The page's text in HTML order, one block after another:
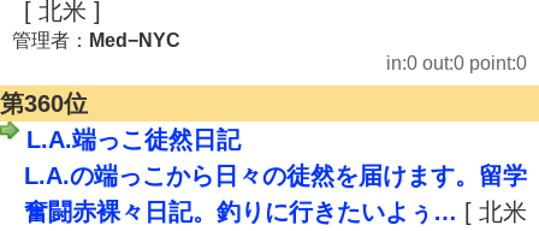
[ 北米 ]
管理者： Med−NYC
in:0 out:0 point:0
第360位
L.A.端っこ徒然日記
L.A.の端っこから日々の徒然を届けます。留学
奮闘赤裸々日記。釣りに行きたいよぅ… [ 北米